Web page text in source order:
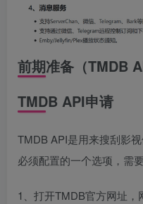
前期准备（TMDB
TMDB API申请
TMDB API是用来搜刮影
必须配置的一个选项，需
1、打开TMDB官方网址